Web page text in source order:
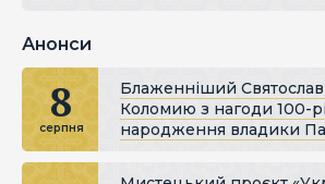
Анонси
8
серпня
Блаженніший Святослав
Коломию з нагоди 100-
народження владики